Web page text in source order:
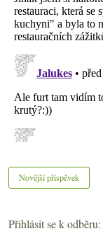
Novější příspěvek
Přihlásit se k odběru: